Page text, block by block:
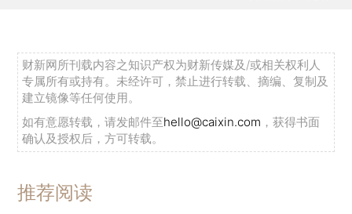
财新网所刊载内容之知识产权为财新传媒及/或相关权利人
专属所有或持有。未经许可，禁止进行转载、摘编、复制及
建立镜像等任何使用。
如有意愿转载，请发邮件至hello@caixin.com ，获得书面
确认及授权后，方可转载。
推荐阅读